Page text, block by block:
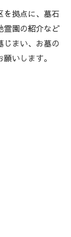
を拠点に、墓石
霊園の紹介など
じまい、お墓の
いします。